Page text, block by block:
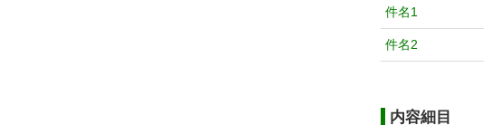
件名1
件名2
内容細目